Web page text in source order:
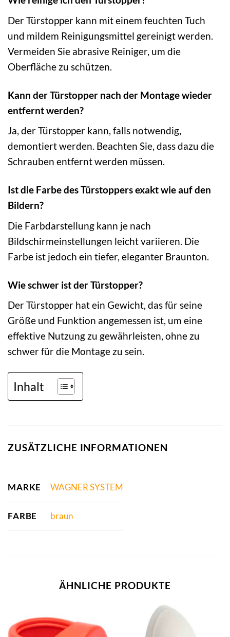
Der Türstopper kann mit einem feuchten Tuch
und mildem Reinigungsmittel gereinigt werden.
Vermeiden Sie abrasive Reiniger, um die
Oberfläche zu schützen.
Kann der Türstopper nach der Montage wieder
entfernt werden?
Ja, der Türstopper kann, falls notwendig,
demontiert werden. Beachten Sie, dass dazu die
Schrauben entfernt werden müssen.
Ist die Farbe des Türstoppers exakt wie auf den
Bildern?
Die Farbdarstellung kann je nach
Bildschirmeinstellungen leicht variieren. Die
Farbe ist jedoch ein tiefer, eleganter Braunton.
Wie schwer ist der Türstopper?
Der Türstopper hat ein Gewicht, das für seine
Größe und Funktion angemessen ist, um eine
effektive Nutzung zu gewährleisten, ohne zu
schwer für die Montage zu sein.
Inhalt
ZUSÄTZLICHE INFORMATIONEN
MARKE WAGNER SYSTEM
FARBE braun
ÄHNLICHE PRODUKTE